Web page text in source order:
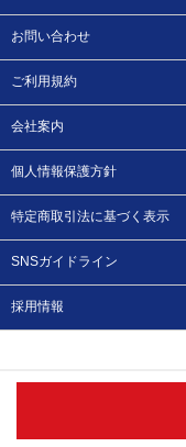
お問い合わせ
ご利用規約
会社案内
個人情報保護方針
特定商取引法に基づく表示
SNSガイドライン
採用情報